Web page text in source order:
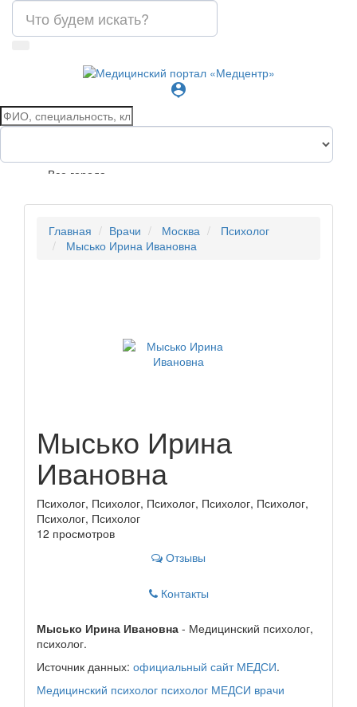
person_pin
Все города
Главная Врачи Москва
Психолог
Мысько Ирина Ивановна
Мысько Ирина
Ивановна
Психолог, Психолог, Психолог, Психолог, Психолог,
Психолог, Психолог
12 просмотров
Отзывы
Контакты
Мысько Ирина Ивановна - Медицинский психолог,
психолог.
Источник данных: официальный сайт МЕДСИ.
Медицинский психолог психолог МЕДСИ врачи